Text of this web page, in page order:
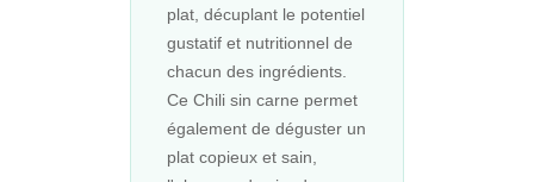
plat, décuplant le potentiel
gustatif et nutritionnel de
chacun des ingrédients.
Ce Chili sin carne permet
également de déguster un
plat copieux et sain,